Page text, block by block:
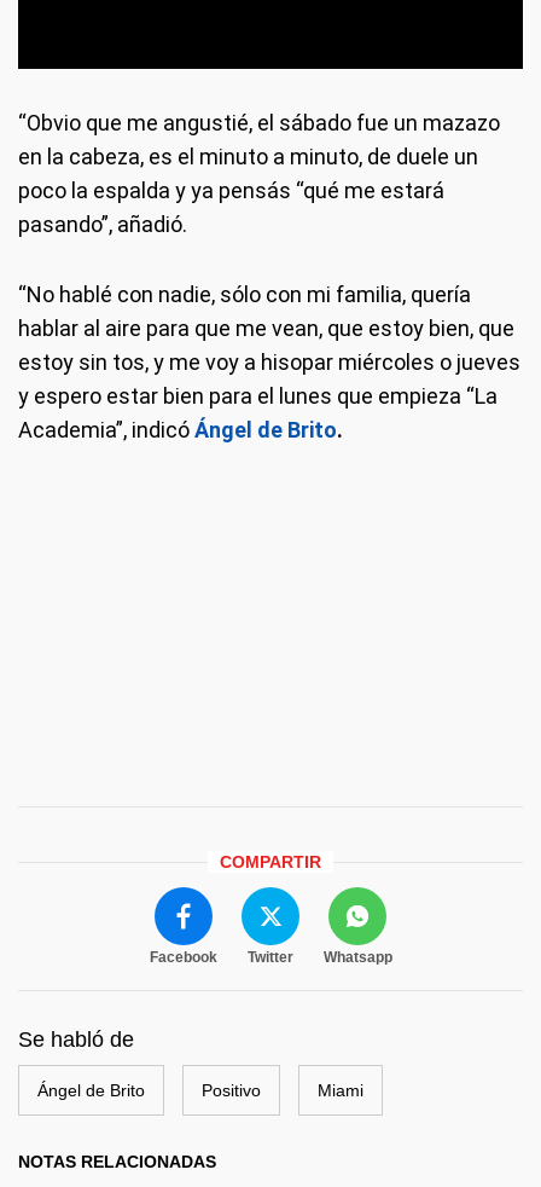
“Obvio que me angustié, el sábado fue un mazazo
en la cabeza, es el minuto a minuto, de duele un
poco la espalda y ya pensás “qué me estará
pasando”, añadió.
“No hablé con nadie, sólo con mi familia, quería
hablar al aire para que me vean, que estoy bien, que
estoy sin tos, y me voy a hisopar miércoles o jueves
y espero estar bien para el lunes que empieza “La
Academia”, indicóÁngel de Brito.
COMPARTIR
Facebook Twitter Whatsapp
Se habló de
Ángel de Brito Positivo Miami
NOTAS RELACIONADAS